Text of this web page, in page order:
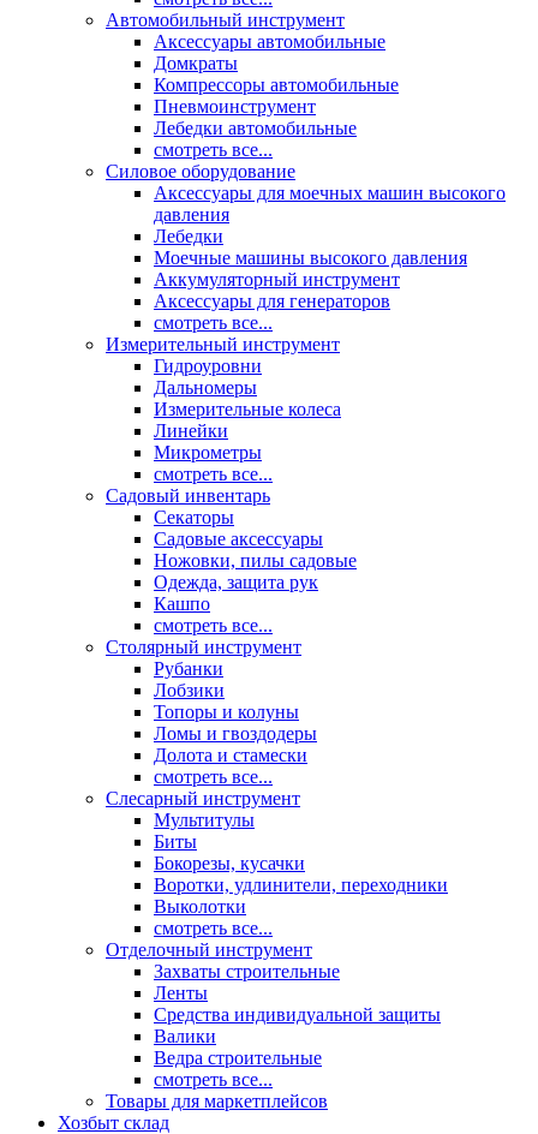
Автомобильный инструмент
Аксессуары автомобильные
Домкраты
Компрессоры автомобильные
Пневмоинструмент
Лебедки автомобильные
смотреть все...
Силовое оборудование
Аксессуары для моечных машин высокого
давления
Лебедки
Моечные машины высокого давления
Аккумуляторный инструмент
Аксессуары для генераторов
смотреть все...
Измерительный инструмент
Гидроуровни
Дальномеры
Измерительные колеса
Линейки
Микрометры
смотреть все...
Садовый инвентарь
Секаторы
Садовые аксессуары
Ножовки, пилы садовые
Одежда, защита рук
Кашпо
смотреть все...
Столярный инструмент
Рубанки
Лобзики
Топоры и колуны
Ломы и гвоздодеры
Долота и стамески
смотреть все...
Слесарный инструмент
Мультитулы
Биты
Бокорезы, кусачки
Воротки, удлинители, переходники
Выколотки
смотреть все...
Отделочный инструмент
Захваты строительные
Ленты
Средства индивидуальной защиты
Валики
Ведра строительные
смотреть все...
Товары для маркетплейсов
Хозбыт склад